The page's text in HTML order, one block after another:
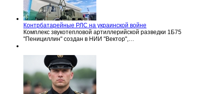
Контрбатарейные РЛС на украинской войне
Комплекс звукотепловой артиллерийской разведки 1Б75
"Пенициллин" создан в НИИ "Вектор",…